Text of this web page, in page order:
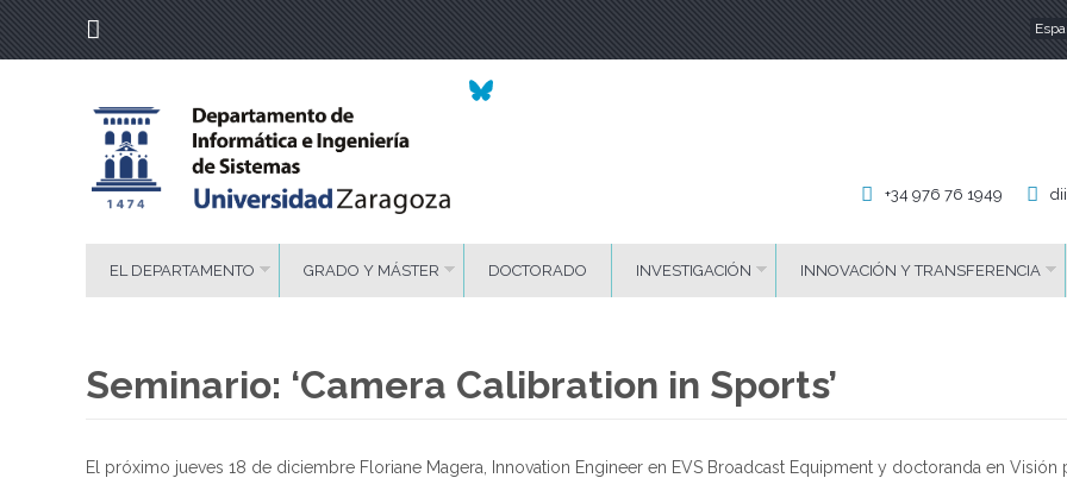
+34 976 76 1949
EL DEPARTAMENTO GRADO Y MÁSTER DOCTORADO INVESTIGACIÓN INNOVACIÓN Y TRANSFERENCIA
Seminario: ‘Camera Calibration in Sports’
El próximo jueves 18 de diciembre Floriane Magera, Innovation Engineer en EVS Broadcast Equipment y doctoranda en Visión